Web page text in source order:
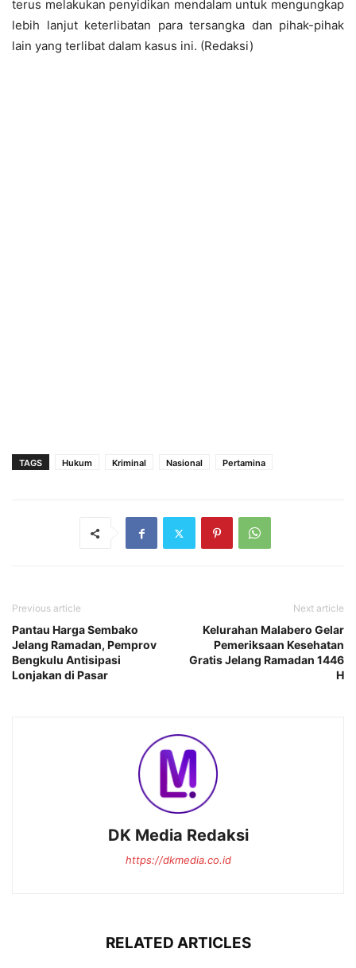
terus melakukan penyidikan mendalam untuk mengungkap
lebih lanjut keterlibatan para tersangka dan pihak-pihak
lain yang terlibat dalam kasus ini. (Redaksi)
TAGS Hukum Kriminal Nasional Pertamina
Previous article
Pantau Harga Sembako
Jelang Ramadan, Pemprov
Bengkulu Antisipasi
Lonjakan di Pasar
Next article
Kelurahan Malabero Gelar
Pemeriksaan Kesehatan
Gratis Jelang Ramadan 1446
H
DK Media Redaksi
https://dkmedia.co.id
RELATED ARTICLES